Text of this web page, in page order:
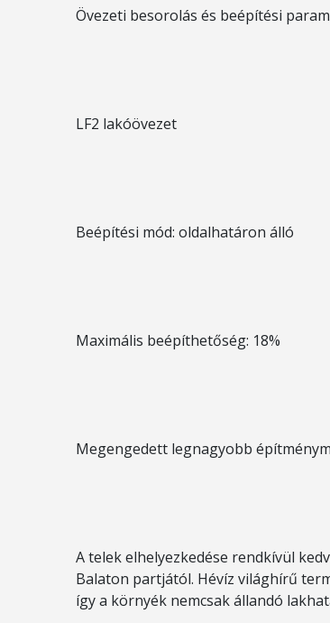
Övezeti besorolás és beépítési
LF2 lakóövezet
Beépítési mód: oldalhatáron álló
Maximális beépíthetőség: 18%
Megengedett legnagyobb
A telek elhelyezkedése rendkívül
Balaton partjától. Hévíz világhírű
így a környék nemcsak állandó